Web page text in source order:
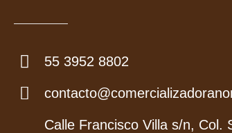
55 3952 8802
Calle Francisco Villa s/n, Col.